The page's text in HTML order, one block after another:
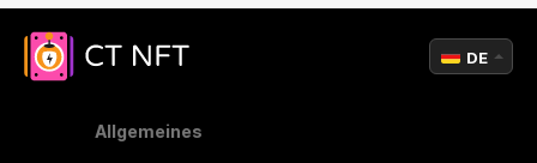
Allgemeines
DE